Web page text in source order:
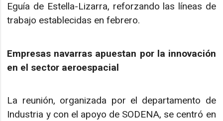
Eguía de Estella-Lizarra, reforzando las líneas de
trabajo establecidas en febrero.
Empresas navarras apuestan por la innovación
en el sector aeroespacial
La reunión, organizada por el departamento de
Industria y con el apoyo de SODENA, se centró en